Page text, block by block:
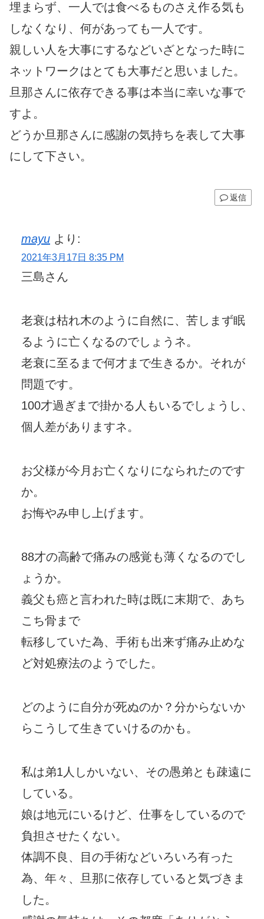
埋まらず、一人では食べるものさえ作る気も
しなくなり、何があっても一人です。
親しい人を大事にするなどいざとなった時に
ネットワークはとても大事だと思いました。
旦那さんに依存できる事は本当に幸いな事で
すよ。
どうか旦那さんに感謝の気持ちを表して大事
にして下さい。
返信
mayu より:
2021年3月17日 8:35 PM
三島さん
老衰は枯れ木のように自然に、苦しまず眠
るように亡くなるのでしょうネ。
老衰に至るまで何才まで生きるか。それが
問題です。
100才過ぎまで掛かる人もいるでしょうし、
個人差がありますネ。
お父様が今月お亡くなりになられたのです
か。
お悔やみ申し上げます。
88才の高齢で痛みの感覚も薄くなるのでし
ょうか。
義父も癌と言われた時は既に末期で、あち
こち骨まで
転移していた為、手術も出来ず痛み止めな
ど対処療法のようでした。
どのように自分が死ぬのか？分からないか
らこうして生きていけるのかも。
私は弟1人しかいない、その愚弟とも疎遠に
している。
娘は地元にいるけど、仕事をしているので
負担させたくない。
体調不良、目の手術などいろいろ有った
為、年々、旦那に依存していると気づきま
した。